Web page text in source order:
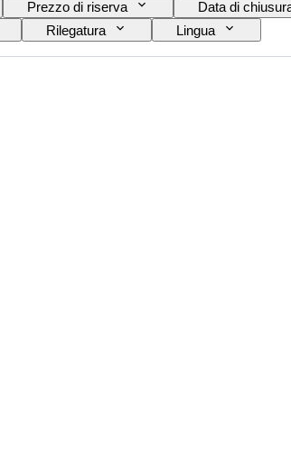
Prezzo di riserva
Data di
Rilegatura Lingua